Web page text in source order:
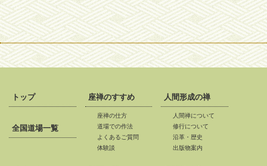
トップ
全国道場一覧
座禅のすすめ
座禅の仕方
道場での作法
よくあるご質問
体験談
人間形成の禅
人間禅について
修行について
沿革・歴史
出版物案内